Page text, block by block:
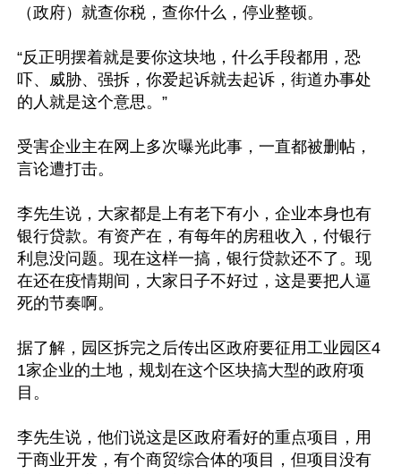
（政府）就查你税，查你什么，停业整顿。
“反正明摆着就是要你这块地，什么手段都用，恐
吓、威胁、强拆，你爱起诉就去起诉，街道办事处
的人就是这个意思。”
受害企业主在网上多次曝光此事，一直都被删帖，
言论遭打击。
李先生说，大家都是上有老下有小，企业本身也有
银行贷款。有资产在，有每年的房租收入，付银行
利息没问题。现在这样一搞，银行贷款还不了。现
在还在疫情期间，大家日子不好过，这是要把人逼
死的节奏啊。
据了解，园区拆完之后传出区政府要征用工业园区4
1家企业的土地，规划在这个区块搞大型的政府项
目。
李先生说，他们说这是区政府看好的重点项目，用
于商业开发，有个商贸综合体的项目，但项目没有